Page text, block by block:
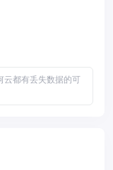
云都有丢失数据的可